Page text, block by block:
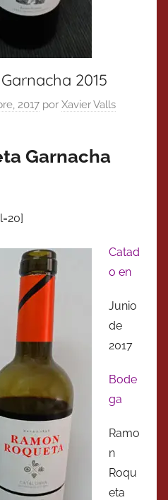
2015
2017 por Xavier Valls
Garnacha
Catad
o en
Junio
de
2017
Bode
ga
Ramo
n
Roqu
eta